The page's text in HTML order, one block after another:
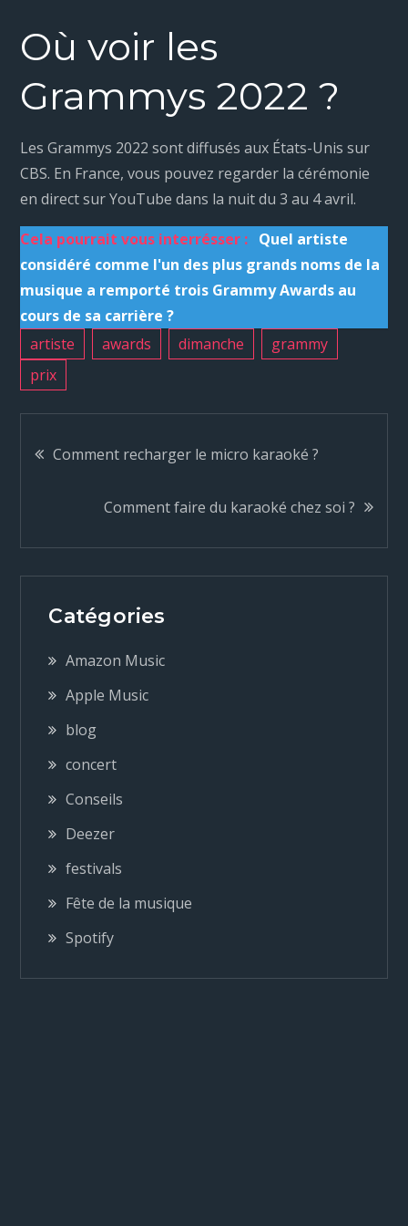
Où voir les
Grammys 2022 ?
Les Grammys 2022 sont diffusés aux États-Unis sur
CBS. En France, vous pouvez regarder la cérémonie
en direct sur YouTube dans la nuit du 3 au 4 avril.
Cela pourrait vous interrésser : Quel artiste
considéré comme l'un des plus grands noms de la
musique a remporté trois Grammy Awards au
cours de sa carrière ?
artiste
awards dimanche
grammy
prix
N
v
g
a
t
o
n
d
e
Comment recharger le micro karaoké ?
Comment faire du karaoké chez soi ?
Catégories
Amazon Music
Apple Music
blog
concert
Conseils
Deezer
festivals
Fête de la musique
Spotify